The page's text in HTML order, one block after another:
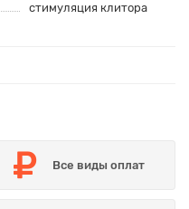
стимуляция клитора
Все виды оплат